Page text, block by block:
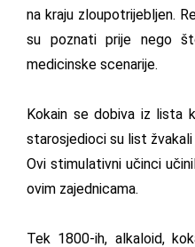
na kraju zloupotrijebljen.
su poznati prije nego
medicinske scenarije.
Kokain se dobiva iz lista
starosjedioci su list
Ovi stimulativni učinci
ovim zajednicama.
Tek 1800-ih, alkaloid,